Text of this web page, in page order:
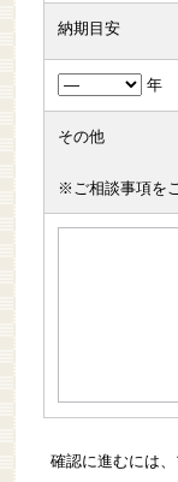
納期目安
年
その他
※ご相談事項を
確認に進むには